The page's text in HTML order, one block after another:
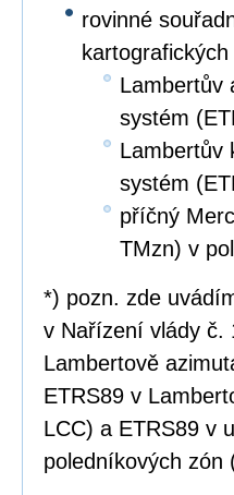
rovinné
Lambertův
systém
Lambertův
systém
příčný
TMzn) v
*) pozn. zde
v Nařízení vlády č.
Lambertově
ETRS89 v
LCC) a ETRS89 v
poledníkových zón